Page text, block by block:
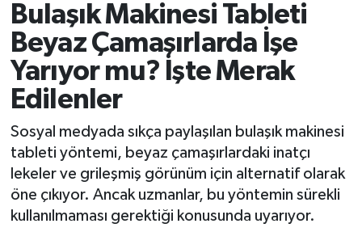
Bulaşık Makinesi Tableti
Beyaz Çamaşırlarda İşe
Yarıyor mu? İşte Merak
Edilenler
Sosyal medyada sıkça paylaşılan bulaşık makinesi
tableti yöntemi, beyaz çamaşırlardaki inatçı
lekeler ve grileşmiş görünüm için alternatif olarak
öne çıkıyor. Ancak uzmanlar, bu yöntemin sürekli
kullanılmaması gerektiği konusunda uyarıyor.
SPOR
RESMİ İLANLAR
Son Dakika Haberleri
Haber Arşivi